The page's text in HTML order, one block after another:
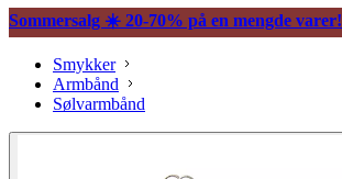
Sommersalg ☀️ 20-70% på en mengde varer!
Smykker
Armbånd
Sølvarmbånd